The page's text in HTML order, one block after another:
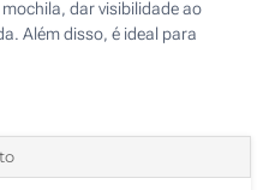
dar visibilidade ao
Além disso, é ideal para